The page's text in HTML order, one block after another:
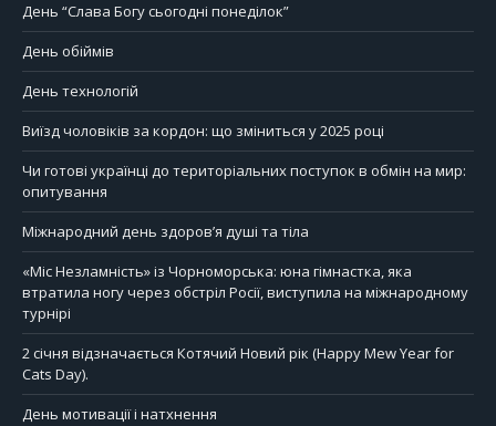
День “Слава Богу сьогодні понеділок”
День обіймів
День технологій
Виїзд чоловіків за кордон: що зміниться у 2025 році
Чи готові українці до територіальних поступок в обмін на мир:
опитування
Міжнародний день здоров’я душі та тіла
«Міс Незламність» із Чорноморська: юна гімнастка, яка
втратила ногу через обстріл Росії, виступила на міжнародному
турнірі
2 січня відзначається Котячий Новий рік (Happy Mew Year for
Cats Day).
День мотивації і натхнення